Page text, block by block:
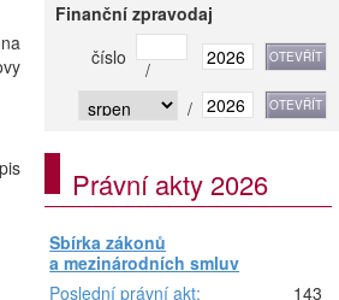
Finanční zpravodaj
číslo
/
/
Právní akty 2026
Sbírka zákonů
a mezinárodních smluv
Poslední právní akt:
143